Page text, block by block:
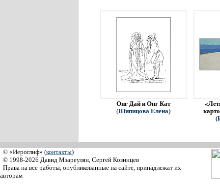
Онг Дай и Онг Кат
(Шипицова Елена)
(
© «Иероглиф» (контакты)
© 1998-2026 Давид Мзареулян, Сергей Козинцев
Права на все работы, опубликованные на сайте, принадлежат их
авторам